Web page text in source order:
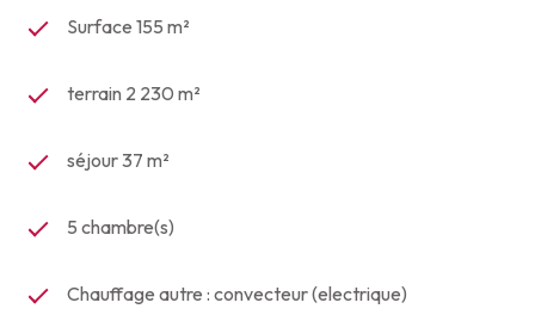
Surface 155 m²
terrain 2 230 m²
séjour 37 m²
5 chambre(s)
Chauffage autre : convecteur (electrique)